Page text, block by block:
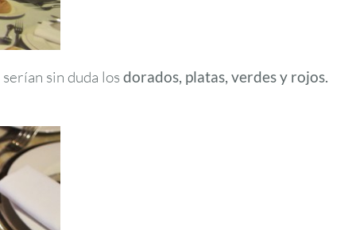
serían sin duda los dorados, platas, verdes y rojos.